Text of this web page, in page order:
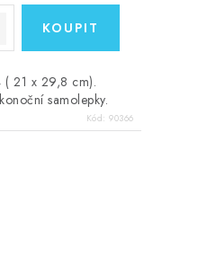
( 21 x 29,8 cm).
samolepky.
Kód:90366